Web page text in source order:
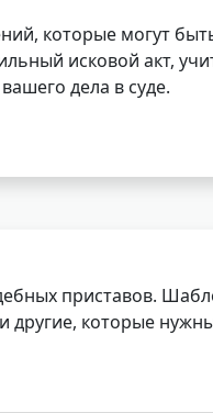
которые могут
исковой акт,
дела в суде.
приставов.
другие, которые